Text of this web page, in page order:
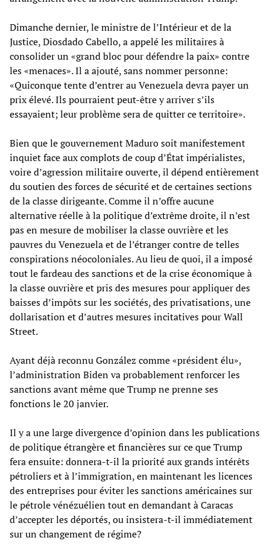
Dimanche dernier, le ministre de l’Intérieur et de la
Justice, Diosdado Cabello, a appelé les militaires à
consolider un «grand bloc pour défendre la paix» contre
les «menaces». Il a ajouté, sans nommer personne:
«Quiconque tente d’entrer au Venezuela devra payer un
prix élevé. Ils pourraient peut-être y arriver s’ils
essayaient; leur problème sera de quitter ce territoire».
Bien que le gouvernement Maduro soit manifestement
inquiet face aux complots de coup d’État impérialistes,
voire d’agression militaire ouverte, il dépend entièrement
du soutien des forces de sécurité et de certaines sections
de la classe dirigeante. Comme il n’offre aucune
alternative réelle à la politique d’extrême droite, il n’est
pas en mesure de mobiliser la classe ouvrière et les
pauvres du Venezuela et de l’étranger contre de telles
conspirations néocoloniales. Au lieu de quoi, il a imposé
tout le fardeau des sanctions et de la crise économique à
la classe ouvrière et pris des mesures pour appliquer des
baisses d’impôts sur les sociétés, des privatisations, une
dollarisation et d’autres mesures incitatives pour Wall
Street.
Ayant déjà reconnu González comme «président élu»,
l’administration Biden va probablement renforcer les
sanctions avant même que Trump ne prenne ses
fonctions le 20 janvier.
Il y a une large divergence d’opinion dans les publications
de politique étrangère et financières sur ce que Trump
fera ensuite: donnera-t-il la priorité aux grands intérêts
pétroliers et à l’immigration, en maintenant les licences
des entreprises pour éviter les sanctions américaines sur
le pétrole vénézuélien tout en demandant à Caracas
d’accepter les déportés, ou insistera-t-il immédiatement
sur un changement de régime?